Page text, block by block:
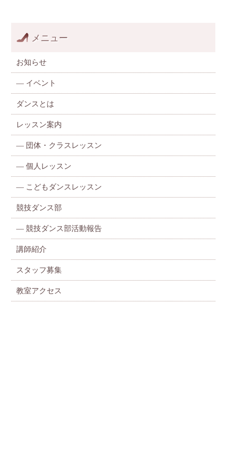
メニュー
お知らせ
— イベント
ダンスとは
レッスン案内
— 団体・クラスレッスン
—個人レッスン
— こどもダンスレッスン
競技ダンス部
— 競技ダンス部活動報告
講師紹介
スタッフ募集
教室アクセス